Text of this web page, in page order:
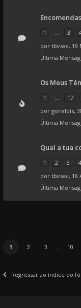
1
... 3
por tbvsac, 19
Última
Os Meus
1
... 17
por gonalois,
Última
Qual a tua
1
2 3
4
por tbvsac, 18
Última
1 2 3 ... 10
Regressar ao índice do